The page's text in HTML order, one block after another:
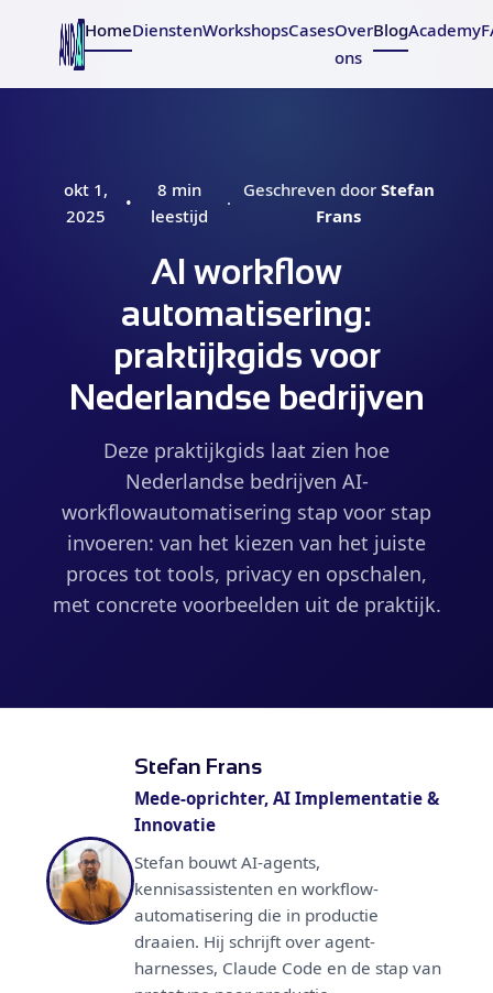
HomeDienstenWorkshopsCasesOver
ons
BlogAcademy
okt 1,
2025
•
8 min
leestijd
·
Geschreven door Stefan
Frans
AI workflow
automatisering:
praktijkgids voor
Nederlandse bedrijven
Deze praktijkgids laat zien hoe
Nederlandse bedrijven AI-
workflowautomatisering stap voor stap
invoeren: van het kiezen van het juiste
proces tot tools, privacy en opschalen,
met concrete voorbeelden uit de praktijk.
Stefan Frans
Mede-oprichter, AI Implementatie &
Innovatie
Stefan bouwt AI-agents,
kennisassistenten en workflow-
automatisering die in productie
draaien. Hij schrijft over agent-
harnesses, Claude Code en de stap van